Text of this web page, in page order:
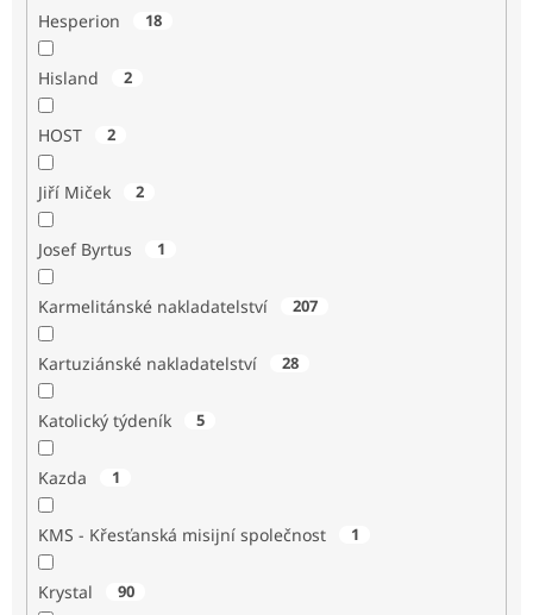
Hesperion 18
Hisland 2
HOST 2
Jiří Miček 2
Josef Byrtus 1
Karmelitánské nakladatelství 207
Kartuziánské nakladatelství 28
Katolický týdeník 5
Kazda 1
KMS - Křesťanská misijní společnost 1
Krystal 90